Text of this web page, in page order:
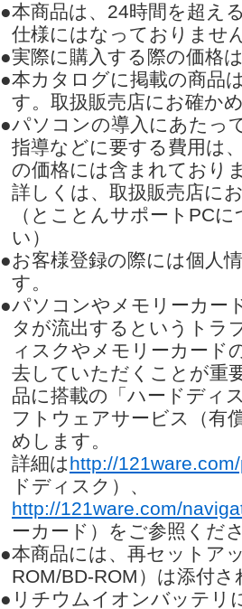
●本商品は、24時間を超え
仕様にはなっておりませ
●実際に購入する際の価格
●本カタログに掲載の商品
す。取扱販売店にお確か
●パソコンの導入にあたっ
指導などに要する費用は
の価格には含まれており
詳しくは、取扱販売店に
（とことんサポートPC
い）
●お客様登録の際には個人
す。
●パソコンやメモリーカー
タが流出するというトラ
ィスクやメモリーカード
去していただくことが重
品に搭載の「ハードディ
フトウェアサービス（有
めします。
詳細はhttp://
ドディスク）、
http://121ware.com/
ーカード）をご参照くだ
●本商品には、再セットア
ROM/BD-ROM）は添付
●リチウムイオンバッテリ